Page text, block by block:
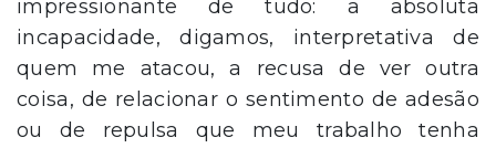
impressionante de tudo: a absoluta
incapacidade, digamos, interpretativa de
quem me atacou, a recusa de ver outra
coisa, de relacionar o sentimento de adesão
ou de repulsa que meu trabalho tenha